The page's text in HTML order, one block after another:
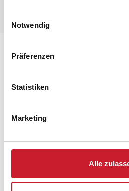
Notwendig
Präferenzen
Statistiken
Marketing
Alle
Lageplan
Ferienhaus 60749
Blåvand
6857 Blåvand